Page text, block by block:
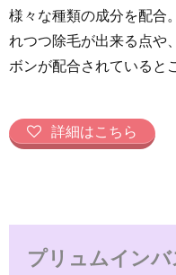
様々な種類の成分を配合
れつつ除毛が出来る点や
ボンが配合されていると
詳細はこちら
プリュムイン